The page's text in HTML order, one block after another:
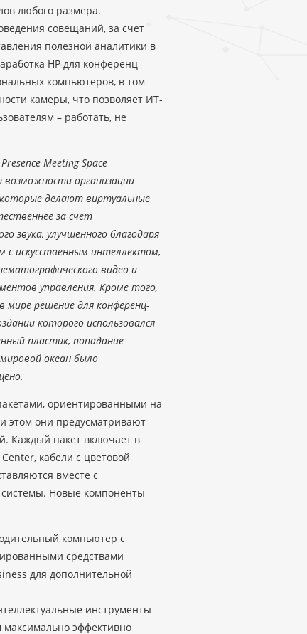
любого размера.
совещаний, за счет
полезной аналитики в
HP для конференц-
компьютеров, в том
камеры, что позволяет ИТ-
– работать, не
Meeting Space
организации
делают виртуальные
за счет
звука, улучшенного благодаря
с искусственным интеллектом,
видео и
управления. Кроме того,
мире решение для конференц-
которого использовался
пластик, попадание
океан было
ориентированными на
этом они предусматривают
Каждый пакет включает в
кабели с цветовой
вместе с
Новые компоненты
компьютер с
средствами
для дополнительной
инструменты
эффективно